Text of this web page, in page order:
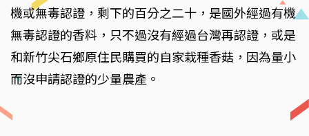
機或無毒認證，剩下的百分之二十，是國外經過有機
無毒認證的香料，只不過沒有經過台灣再認證，或是
和新竹尖石鄉原住民購買的自家栽種香菇，因為量小
而沒申請認證的少量農產。